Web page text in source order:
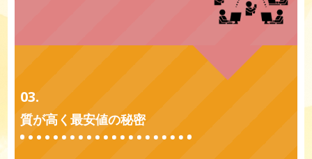
03.
質が高く最安値の秘密